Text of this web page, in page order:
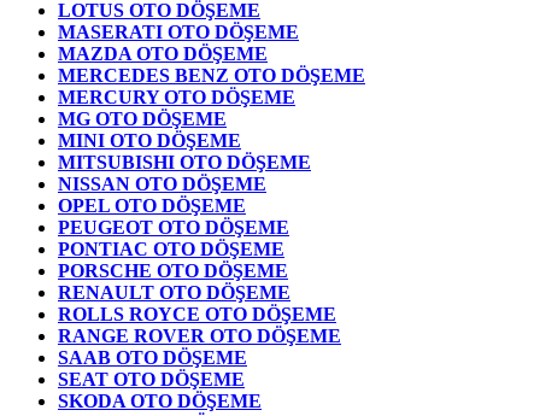
LOTUS OTO DÖŞEME
MASERATI OTO DÖŞEME
MAZDA OTO DÖŞEME
MERCEDES BENZ OTO DÖŞEME
MERCURY OTO DÖŞEME
MG OTO DÖŞEME
MINI OTO DÖŞEME
MITSUBISHI OTO DÖŞEME
NISSAN OTO DÖŞEME
OPEL OTO DÖŞEME
PEUGEOT OTO DÖŞEME
PONTIAC OTO DÖŞEME
PORSCHE OTO DÖŞEME
RENAULT OTO DÖŞEME
ROLLS ROYCE OTO DÖŞEME
RANGE ROVER OTO DÖŞEME
SAAB OTO DÖŞEME
SEAT OTO DÖŞEME
SKODA OTO DÖŞEME